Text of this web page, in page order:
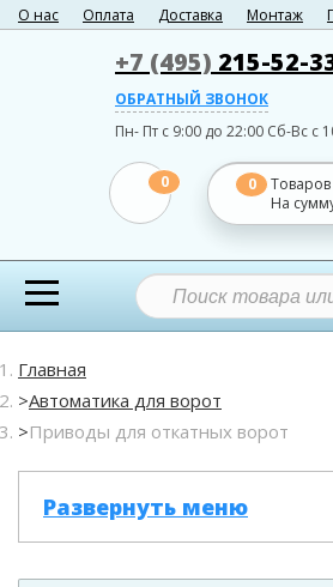
О нас Оплата Доставка Монтаж
+7 (495) 215-52-
ОБРАТНЫЙ ЗВОНОК
Пн- Пт с 9:00 до 22:00 Сб-Вс с
0 0
На
Главная
Автоматика для ворот
Приводы для откатных ворот
Развернуть меню